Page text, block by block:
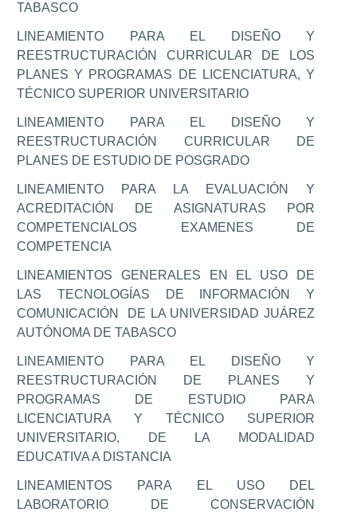
TABASCO
LINEAMIENTO PARA EL DISEÑO Y
REESTRUCTURACIÓN CURRICULAR DE LOS
PLANES Y PROGRAMAS DE LICENCIATURA, Y
TÉCNICO SUPERIOR UNIVERSITARIO
LINEAMIENTO PARA EL DISEÑO Y
REESTRUCTURACIÓN CURRICULAR DE
PLANES DE ESTUDIO DE POSGRADO
LINEAMIENTO PARA LA EVALUACIÓN Y
ACREDITACIÓN DE ASIGNATURAS POR
COMPETENCIALOS EXAMENES DE
COMPETENCIA
LINEAMIENTOS GENERALES EN EL USO DE
LAS TECNOLOGÍAS DE INFORMACIÓN Y
COMUNICACIÓN DE LA UNIVERSIDAD JUÁREZ
AUTÓNOMA DE TABASCO
LINEAMIENTO PARA EL DISEÑO Y
REESTRUCTURACIÓN DE PLANES Y
PROGRAMAS DE ESTUDIO PARA
LICENCIATURA Y TÉCNICO SUPERIOR
UNIVERSITARIO, DE LA MODALIDAD
EDUCATIVA A DISTANCIA
LINEAMIENTOS PARA EL USO DEL
LABORATORIO DE CONSERVACIÓN